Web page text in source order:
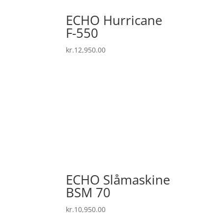
ECHO Hurricane
F-550
kr.12,950.00
ECHO Slåmaskine
BSM 70
kr.10,950.00